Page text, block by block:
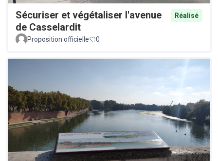
Sécuriser et végétaliser l'avenue
de Casselardit
Réalisé
Proposition officielle 0